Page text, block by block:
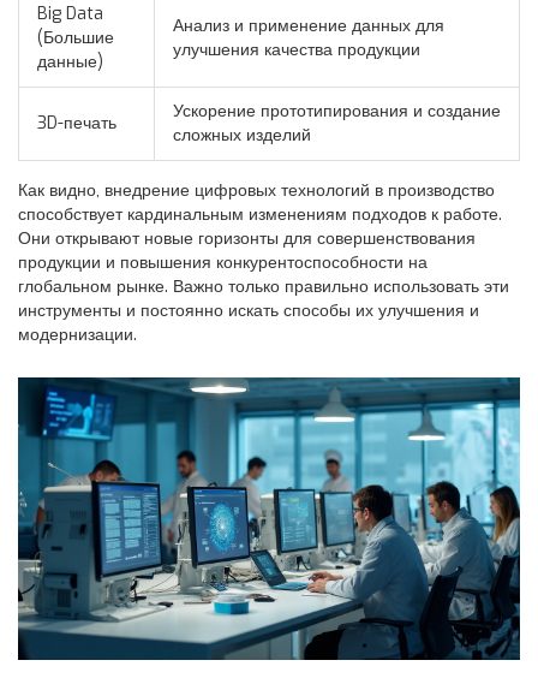
Big Data
(Большие
данные)
Анализ и применение данных для
улучшения качества продукции
3D-печать
Ускорение прототипирования и создание
сложных изделий
Как видно, внедрение цифровых технологий в производство
способствует кардинальным изменениям подходов к работе.
Они открывают новые горизонты для совершенствования
продукции и повышения конкурентоспособности на
глобальном рынке. Важно только правильно использовать эти
инструменты и постоянно искать способы их улучшения и
модернизации.